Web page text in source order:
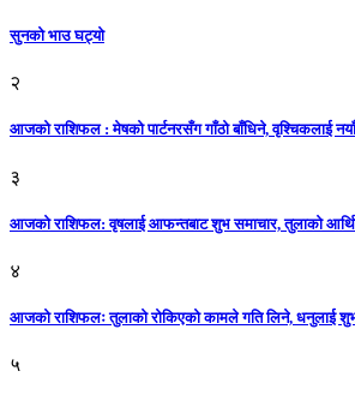
सुनको भाउ घट्याे
२
आजको राशिफल : मेषको पार्टनरसँग गाँठो बाँधिने, वृश्चिकलाई
३
आजकाे राशिफल: वृषलाई आफन्तबाट शुभ समाचार, तुलाकाे
४
आजको राशिफलः तुलाकाे रोकिएको कामले गति लिने, धनुलाई शुभ
५